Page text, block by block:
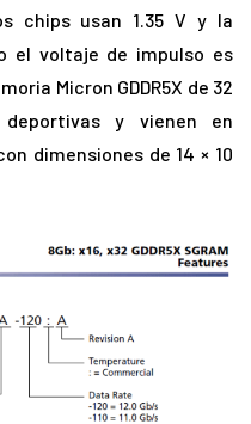
chips usan 1.35 V y la
el voltaje de impulso es
Micron GDDR5X de 32
y vienen en
dimensiones de 14 × 10